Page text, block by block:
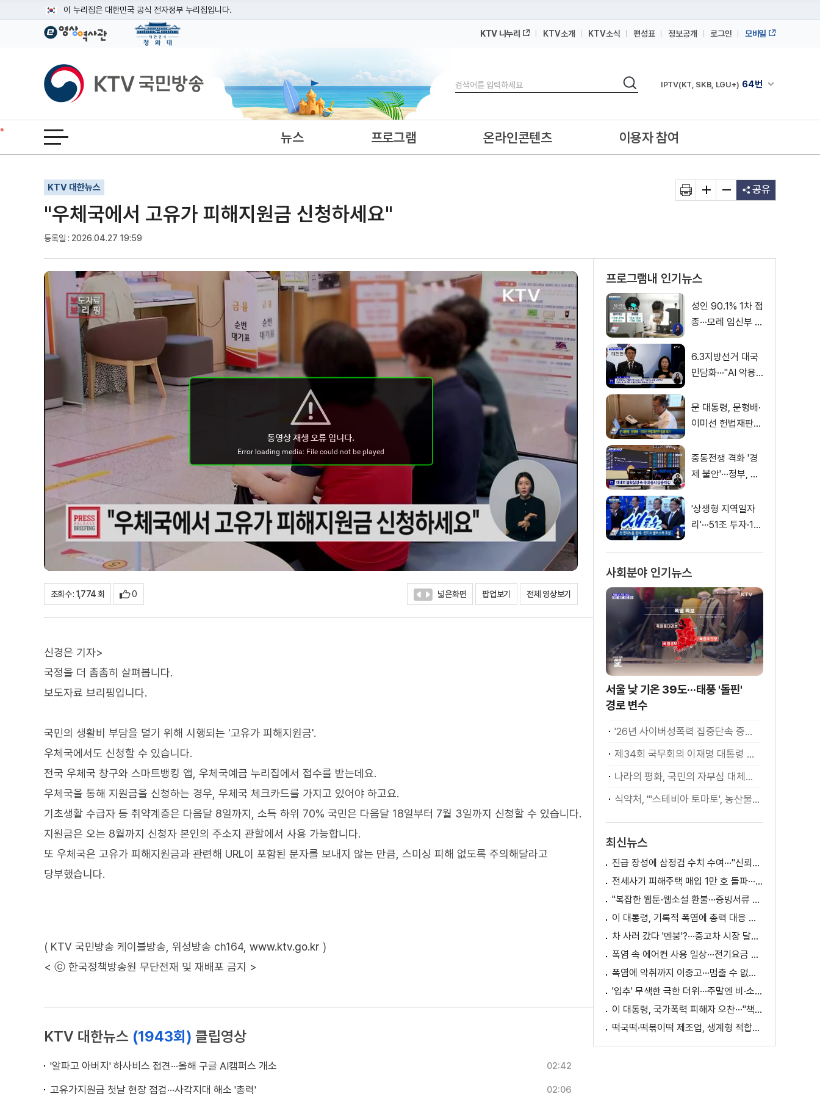
이 누리집은 대한민국 공식 전자정부 누리집입니다.
공식 누리집 주소 확인하기
이밖에 or.kr 또는 .kr등 다른 도메인 주소를 사용하고 있다면 아래 URL에서 도메인 주소를 확인해 보세요
운영중인 공식 누리집보기
KTV 나누리 KTV소개 KTV소식 편성표 정보공개 로그인 모바일
KTV국민방송
검색
검색 채널안내 펼쳐
IPTV(KT, SKB, LGU+) 64번
IPTV(KT, SKB, LGU+)
전체메뉴 열기 뉴스 프로그램 온라인콘텐츠 이용자 참여
KTV 대한뉴스
"우체국에서 고유가 피해지원금 신청하세요"
등록일 : 2026.04.27 19:59
기사인쇄
글자확대
글자축소 공유
조회수 : 1,774 회 0 넓은화면 팝업보기 전체 영상보기
신경은 기자>
국정을 더 촘촘히 살펴봅니다.
보도자료 브리핑입니다.
국민의 생활비 부담을 덜기 위해 시행되는 '고유가 피해지원금'.
우체국에서도 신청할 수 있습니다.
전국 우체국 창구와 스마트뱅킹 앱, 우체국예금 누리집에서 접수를 받는데요.
우체국을 통해 지원금을 신청하는 경우, 우체국 체크카드를 가지고 있어야 하고요.
기초생활 수급자 등 취약계층은 다음달 8일까지, 소득 하위 70% 국민은 다음달 18일부터 7월 3일까지 신청할 수 있습니다.
지원금은 오는 8월까지 신청자 본인의 주소지 관할에서 사용 가능합니다.
또 우체국은 고유가 피해지원금과 관련해 URL이 포함된 문자를 보내지 않는 만큼, 스미싱 피해 없도록 주의해달라고
당부했습니다.
( KTV 국민방송 케이블방송, 위성방송 ch164, www.ktv.go.kr )
< ⓒ 한국정책방송원 무단전재 및 재배포 금지 >
KTV 대한뉴스 (1943회) 클립영상
'알파고 아버지' 하사비스 접견···올해 구글 AI캠퍼스 개소 02:42
고유가지원금 첫날 현장 점검···사각지대 해소 '총력' 02:06
프로그램내 인기뉴스
성인 90.1% 1차 접
종···모레 임신부 사
6.3지방선거 대국
민담화···"AI 악용
문 대통령, 문형배·
이미선 헌법재판관
중동전쟁 격화 '경
제 불안'···정부, 금
소화
'상생형 지역일자
리'···51조 투자·13
사회분야 인기뉴스
서울 낮 기온 39도···태풍 '돌핀'
경로 변수
'26년 사이버성폭력 집중단속 중간성과 발표···향후 추진계획은?
제34회 국무회의 이재명 대통령 모두발언
나라의 평화, 국민의 자부심 대체불가 대한민국 이재명 대통령 모두말씀
식약처, "'스테비아 토마토', 농산물 아닌 가공식품"
최신뉴스
진급 장성에 삼정검 수치 수여···"신뢰회복 애써달라"
전세사기 피해주택 매입 1만 호 돌파···피해 지원 속도
"복잡한 웹툰·웹소설 환불···증빙서류 요구까지"
이 대통령, 기록적 폭염에 총력 대응 지시 [외신에 비친 한국]
차 사러 갔다 '멘붕'?···중고차 시장 달라진다
폭염 속 에어컨 사용 일상···전기요금 줄이려면?
폭염에 악취까지 이중고···멈출 수 없는 필수노동
'입추' 무색한 극한 더위···주말엔 비·소나기
이 대통령, 국가폭력 피해자 오찬···"책임지고 치유"
떡국떡·떡볶이떡 제조업, 생계형 적합업종 재지정